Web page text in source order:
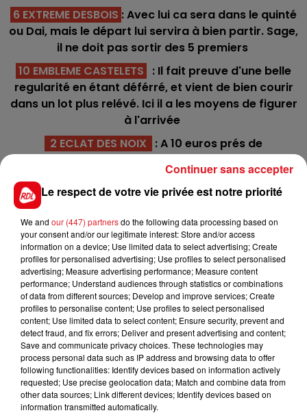
6 EXTREME DESBOIS : Avec lui ca sera dans le quinté
ou Dai, mais le départ lui servira à bien partir. Sage,
il ne doit pas sortir des 5 premiers
10 EMBLEME CASTELETS
: Il fait preuve d'une belle
regularité en étant déférré, et vient de bien courir
dans un lot plus relévé. Ici il a les moyens de figurer
à l'arrivée
2 ECLAT DES NOIX
: A 10 euros prés de
épreuve dont il devrait prendre un accessit
1 ELIXIR DE CRENNES:Il a tiré un numéo piége avec le
1 à la corde, et devra éviter de se faire envelopper
durant le trajet si il veut venir compléter le quinté
*******
En direct des pistes :
FILS D'ACTUS
Le respect de votre vie privée est notre priorité
We and our (447) partnersdo the following data processing based on
your consent and/or our legitimate interest: Store and/or access
information on a device; Use limited data to select advertising; Create
profiles for personalised advertising; Use profiles to select personalised
advertising; Measure advertising performance; Measure content
performance; Understand audiences through statistics or combinations
of data from different sources; Develop and improve services; Create
profiles to personalise content; Use profiles to select personalised
content; Use limited data to select content; Ensure security, prevent and
detect fraud, and fix errors; Deliver and present advertising and content;
Save and communicate privacy choices. These technologies may
process personal data such as IP address and browsing data to offer
following functionalities: Identify devices based on information actively
requested; Use precise geolocation data; Match and combine data from
other data sources; Link different devices; Identify devices based on
information transmitted automatically.
Continuer sans accepter